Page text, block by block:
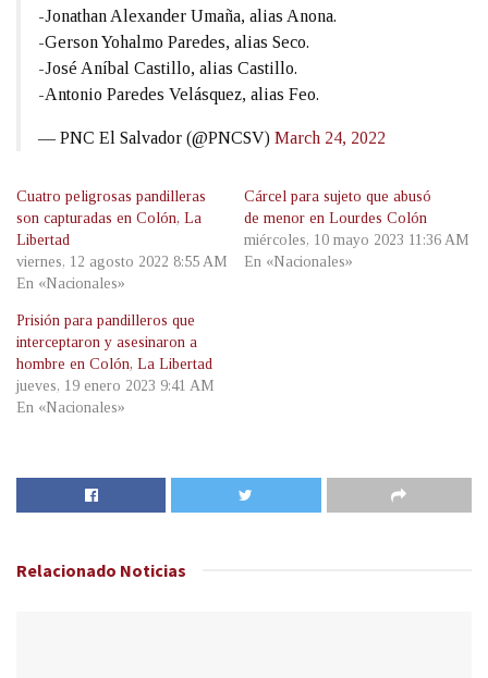
-Jonathan Alexander Umaña, alias Anona.
-Gerson Yohalmo Paredes, alias Seco.
-José Aníbal Castillo, alias Castillo.
-Antonio Paredes Velásquez, alias Feo.
— PNC El Salvador (@PNCSV) March 24, 2022
Cuatro peligrosas pandilleras
son capturadas en Colón, La
Libertad
viernes, 12 agosto 2022 8:55 AM
En «Nacionales»
Cárcel para sujeto que abusó
de menor en Lourdes Colón
miércoles, 10 mayo 2023 11:36 AM
En «Nacionales»
Prisión para pandilleros que
interceptaron y asesinaron a
hombre en Colón, La Libertad
jueves, 19 enero 2023 9:41 AM
En «Nacionales»
Relacionado Noticias